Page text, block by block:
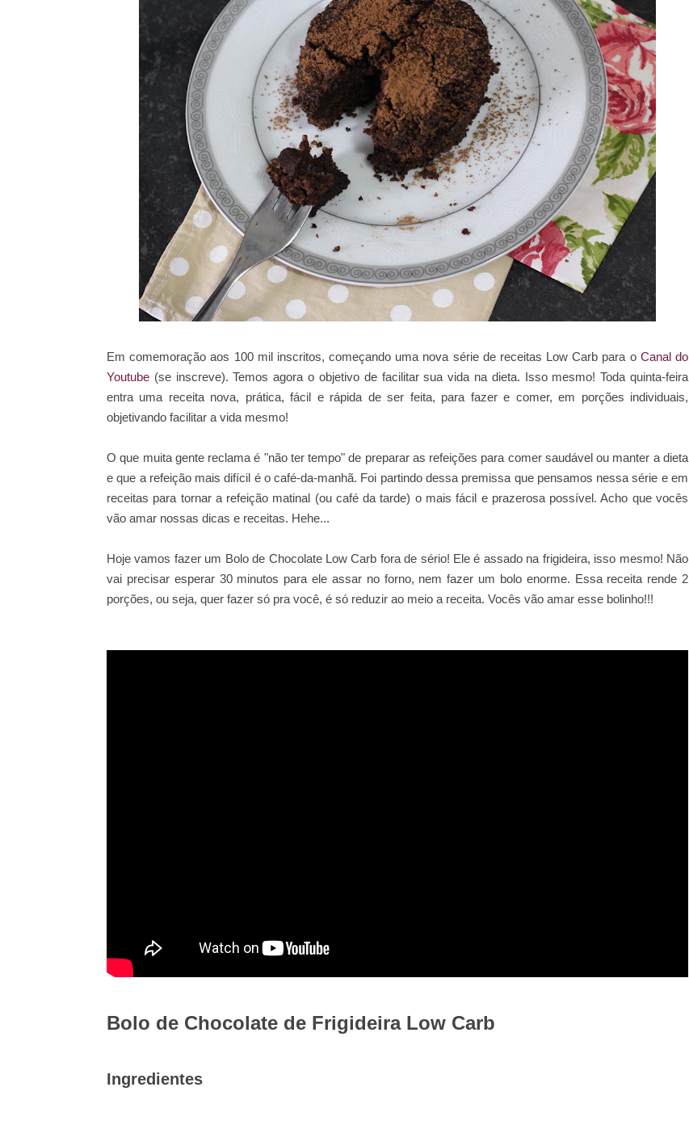
Em comemoração aos 100 mil inscritos, começando uma nova série de receitas Low Carb para o Canal do
Youtube (se inscreve). Temos agora o objetivo de facilitar sua vida na dieta. Isso mesmo! Toda quinta-feira
entra uma receita nova, prática, fácil e rápida de ser feita, para fazer e comer, em porções individuais,
objetivando facilitar a vida mesmo!
O que muita gente reclama é "não ter tempo" de preparar as refeições para comer saudável ou manter a dieta
e que a refeição mais difícil é o café-da-manhã. Foi partindo dessa premissa que pensamos nessa série e em
receitas para tornar a refeição matinal (ou café da tarde) o mais fácil e prazerosa possível. Acho que vocês
vão amar nossas dicas e receitas. Hehe...
Hoje vamos fazer um Bolo de Chocolate Low Carb fora de sério! Ele é assado na frigideira, isso mesmo! Não
vai precisar esperar 30 minutos para ele assar no forno, nem fazer um bolo enorme. Essa receita rende 2
porções, ou seja, quer fazer só pra você, é só reduzir ao meio a receita. Vocês vão amar esse bolinho!!!
Bolo de Chocolate de Frigideira Low Carb
Ingredientes